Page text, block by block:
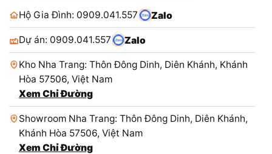
Hộ Gia Đình: 0909.041.557
Zalo
Dự án: 0909.041.557 Zalo
Kho Nha Trang: Thôn Đông Dinh, Diên Khánh, Khánh
Hòa 57506, Việt Nam
Xem Chỉ Đường
Showroom Nha Trang: Thôn Đông Dinh, Diên Khánh,
Khánh Hòa 57506, Việt Nam
Xem Chỉ Đường